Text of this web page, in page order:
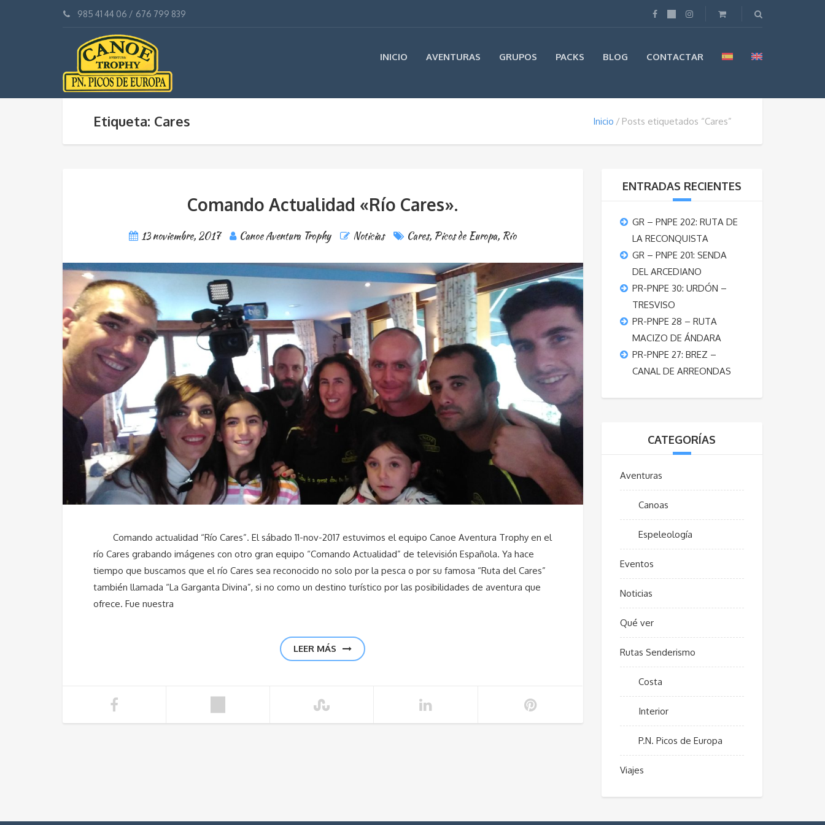
985 41 44 06 / 676 799 839
INICIO AVENTURAS GRUPOS PACKS BLOG CONTACTAR
Etiqueta: Cares Inicio Posts etiquetados “Cares”
Comando Actualidad «Río Cares».
13 noviembre, 2017 Canoe Aventura Trophy Noticias Cares, Picos de Europa, Río
Comando actualidad “Río Cares”. El sábado 11-nov-2017 estuvimos el equipo Canoe Aventura Trophy en el
río Cares grabando imágenes con otro gran equipo “Comando Actualidad” de televisión Española. Ya hace
tiempo que buscamos que el río Cares sea reconocido no solo por la pesca o por su famosa “Ruta del Cares”
también llamada “La Garganta Divina”, si no como un destino turístico por las posibilidades de aventura que
ofrece. Fue nuestra
LEER MÁS
ENTRADAS RECIENTES
GR – PNPE 202: RUTA DE
LA RECONQUISTA
GR – PNPE 201: SENDA
DEL ARCEDIANO
PR-PNPE 30: URDÓN –
TRESVISO
PR-PNPE 28 – RUTA
MACIZO DE ÁNDARA
PR-PNPE 27: BREZ –
CANAL DE ARREONDAS
CATEGORÍAS
Aventuras
Canoas
Espeleología
Eventos
Noticias
Qué ver
Rutas Senderismo
Costa
Interior
P.N. Picos de Europa
Viajes